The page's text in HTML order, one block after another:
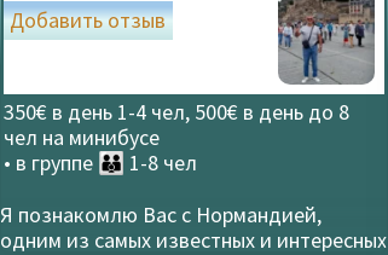
350€ в день 1-4 чел, 500€ в день до 8
чел на минибусе
• в группе👪 1-8 чел
Добавить отзыв
Я познакомлю Вас с Нормандией,
одним из самых известных и интересных